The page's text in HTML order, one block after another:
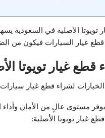
تويوتا الأصلية في السعودية
غيار السيارات فيكون من
غيار تويوتا
لشراء قطع غيار سيارات
يوفر مستوى عالٍ من الأمان
غيار تويوتا الأصلية: